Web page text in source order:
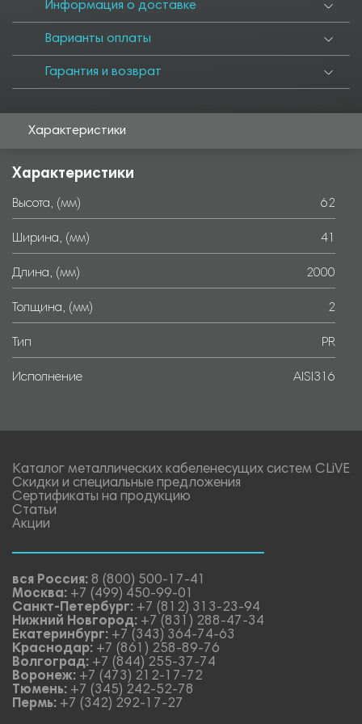
Информация о доставке
Варианты оплаты
Гарантия и возврат
Характеристики
Характеристики
Высота, (мм) 62
Ширина, (мм) 41
Длина, (мм) 2000
Толщина, (мм) 2
Тип PR
Исполнение AISI316
Каталог металлических кабеленесущих систем CLiVE
Скидки и специальные предложения
Сертификаты на продукцию
Статьи
Акции
вся Россия: 8 (800) 500-17-41
Москва: +7 (499) 450-99-01
Санкт-Петербург: +7 (812) 313-23-94
Нижний Новгород: +7 (831) 288-47-34
Екатеринбург: +7 (343) 364-74-63
Краснодар: +7 (861) 258-89-76
Волгоград: +7 (844) 255-37-74
Воронеж: +7 (473) 212-17-72
Тюмень: +7 (345) 242-52-78
Пермь: +7 (342) 292-17-27